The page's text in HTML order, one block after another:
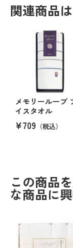
関連商品
メモリーループ
イスタオル
¥709 （税込）
この商品
な商品に